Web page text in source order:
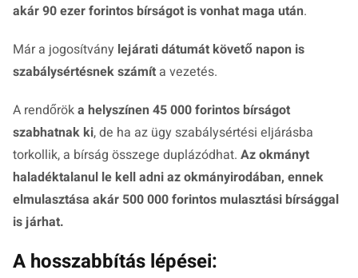
akár 90 ezer forintos bírságot is vonhat maga után.
Már a jogosítvány lejárati dátumát követő napon is
szabálysértésnek számít a vezetés.
A rendőröka helyszínen 45 000 forintos bírságot
szabhatnak ki, de ha az ügy szabálysértési eljárásba
torkollik, a bírság összege duplázódhat. Az okmányt
haladéktalanul le kell adni az okmányirodában, ennek
elmulasztása akár 500 000 forintos mulasztási bírsággal
is járhat.
A hosszabbítás lépései: